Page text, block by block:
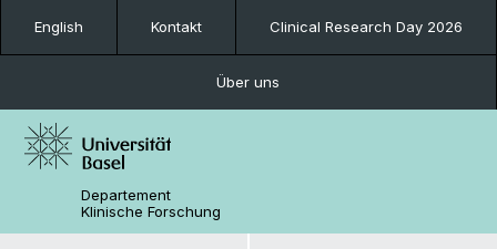
English Kontakt Clinical Research Day 2026
Über uns
Departement
Klinische Forschung